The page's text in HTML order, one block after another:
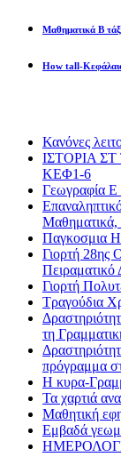
Μαθηματικά Β
How tall-
Κανόνες
ΙΣΤΟΡΙΑ
ΚΕΦ1-6
Γεωγραφία Ε
Μαθηματικά,
Παγκοσμια
Γιορτή 28ης
Πειραματικό
Γιορτή
Τραγούδια
τη
πρόγραμμα
Η κυρα-
Τα χαρτιά
Μαθητική
Εμβαδά